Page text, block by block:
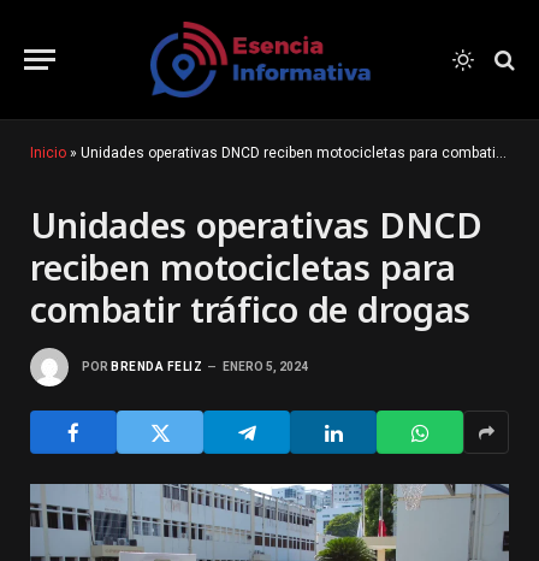
Inicio » Unidades operativas DNCD reciben motocicletas para combatir tráfico de drogas
Unidades operativas DNCD
reciben motocicletas para
combatir tráfico de drogas
POR BRENDA FELIZ ENERO 5, 2024